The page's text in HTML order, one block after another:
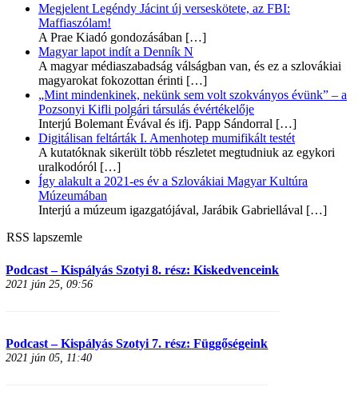
Megjelent Legéndy Jácint új verseskötete, az FBI:
Maffiaszólam!
A Prae Kiadó gondozásában […]
Magyar lapot indít a Denník N
A magyar médiaszabadság válságban van, és ez a szlovákiai
magyarokat fokozottan érinti […]
„Mint mindenkinek, nekünk sem volt szokványos évünk” – a
Pozsonyi Kifli polgári társulás évértékelője
Interjú Bolemant Évával és ifj. Papp Sándorral […]
Digitálisan feltárták I. Amenhotep mumifikált testét
A kutatóknak sikerült több részletet megtudniuk az egykori
uralkodóról […]
Így alakult a 2021-es év a Szlovákiai Magyar Kultúra
Múzeumában
Interjú a múzeum igazgatójával, Jarábik Gabriellával […]
RSS lapszemle
Podcast – Kispályás Szotyi 8. rész: Kiskedvenceink
2021 jún 25, 09:56
Podcast – Kispályás Szotyi 7. rész: Függőségeink
2021 jún 05, 11:40